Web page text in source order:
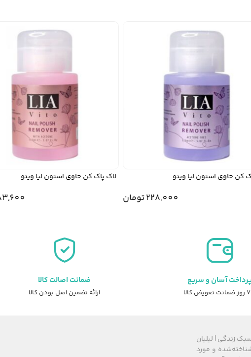
کن حاوی استون لیا ویتو
228,000تومان
لاک پاک کن حاوی استون لیا ویتو
183,600
آسان و سریع ضمانت اصالت کالا
ارائه تضمین اصل بودن کالا
زندگی | لیلیان
شناخته‌شده و مورد